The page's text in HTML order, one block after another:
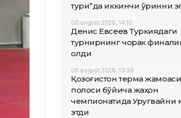
тури”да иккинчи ўринни
06 avgust 2026, 14:10
Денис Евсеев Туркиядаги
турнирнинг чорак
олди
06 avgust 2026, 13:39
Қозоғистон терма
полоси бўйича жаҳон
чемпионатида Уругвайни
этди